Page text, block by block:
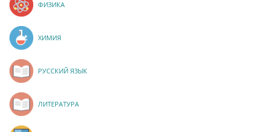
ФИЗИКА
ХИМИЯ
РУССКИЙ ЯЗЫК
ЛИТЕРАТУРА